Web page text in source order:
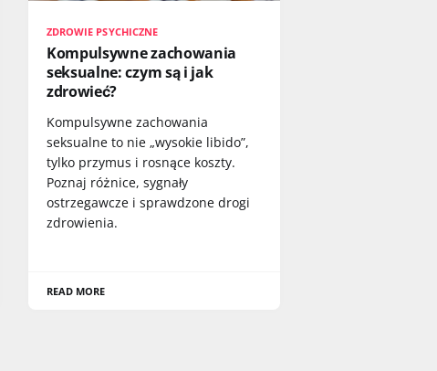
ZDROWIE PSYCHICZNE
Kompulsywne zachowania
seksualne: czym są i jak
zdrowieć?
Kompulsywne zachowania
seksualne to nie „wysokie libido”,
tylko przymus i rosnące koszty.
Poznaj różnice, sygnały
ostrzegawcze i sprawdzone drogi
zdrowienia.
READ MORE